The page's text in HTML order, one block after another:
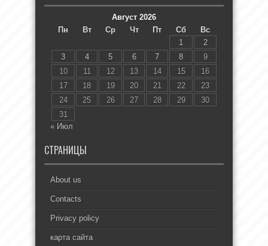
Август 2026
Пн
Вт Ср Чт Пт Сб
Вс
1
2
3
4 5 6 7 8
9
10
11 12 13 14 15
16
17
18 19 20 21 22
23
24
25 26 27 28 29
30
31
« Июл
СТРАНИЦЫ
About us
Contacts
Privacy policy
карта сайта